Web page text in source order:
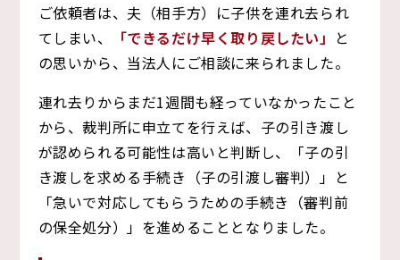
ご依頼者は、夫（相手方）に子供を連れ去られ
てしまい、
「できるだけ早く取り戻したい」 と
の思いから、当法人にご相談に来られました。
連れ去りからまだ1週間も経っていなかったこと
から、裁判所に申立てを行えば、子の引き渡し
が認められる可能性は高いと判断し、「子の引
き渡しを求める手続き（子の引渡し審判）」と
「急いで対応してもらうための手続き（審判前
の保全処分）」を進めることとなりました。